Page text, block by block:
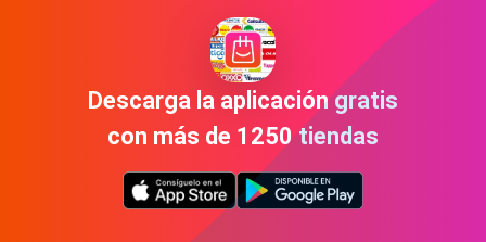
Descarga la aplicación gratis
con más de 1250 tiendas